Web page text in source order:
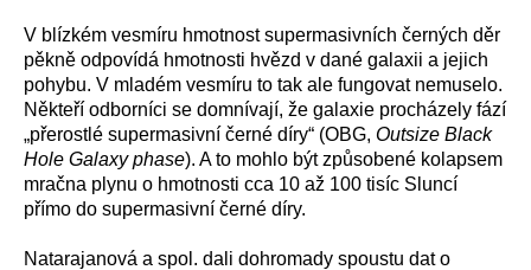
V blízkém vesmíru hmotnost supermasivních černých děr
pěkně odpovídá hmotnosti hvězd v dané galaxii a jejich
pohybu. V mladém vesmíru to tak ale fungovat nemuselo.
Někteří odborníci se domnívají, že galaxie procházely fází
„přerostlé supermasivní černé díry“ (OBG, Outsize Black
Hole Galaxy phase). A to mohlo být způsobené kolapsem
mračna plynu o hmotnosti cca 10 až 100 tisíc Sluncí
přímo do supermasivní černé díry.
Natarajanová a spol. dali dohromady spoustu dat o